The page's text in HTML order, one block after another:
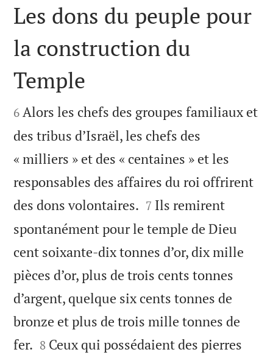

Les dons du peuple pour
la construction du
Temple

6 Alors les chefs des groupes familiaux et
des tribus d’Israël, les chefs des
« milliers » et des « centaines » et les
responsables des affaires du roi offrirent
des dons volontaires. 

7 Ils remirent
spontanément pour le temple de Dieu
cent soixante-dix tonnes d’or, dix mille
pièces d’or, plus de trois cents tonnes
d’argent, quelque six cents tonnes de
bronze et plus de trois mille tonnes de
fer. 

8 Ceux qui possédaient des pierres